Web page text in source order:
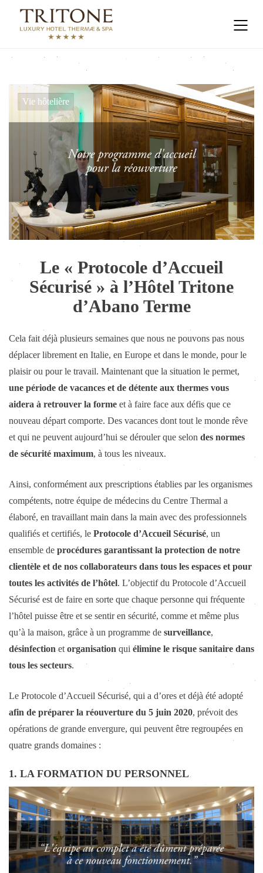
Vie hôtelière
Le « Protocole d’Accueil
Sécurisé » à l’Hôtel Tritone
d’Abano Terme
Cela fait déjà plusieurs semaines que nous ne pouvons pas nous
déplacer librement en Italie, en Europe et dans le monde, pour le
plaisir ou pour le travail. Maintenant que la situation le permet,
une période de vacances et de détente aux thermes vous
aidera à retrouver la forme et à faire face aux défis que ce
nouveau départ comporte. Des vacances dont tout le monde rêve
et qui ne peuvent aujourd’hui se dérouler que selon des normes
de sécurité maximum, à tous les niveaux.
Ainsi, conformément aux prescriptions établies par les organismes
compétents, notre équipe de médecins du Centre Thermal a
élaboré, en travaillant main dans la main avec des professionnels
qualifiés et certifiés, le Protocole d’Accueil Sécurisé, un
ensemble de procédures garantissant la protection de notre
clientèle et de nos collaborateurs dans tous les espaces et pour
toutes les activités de l’hôtel. L’objectif du Protocole d’Accueil
Sécurisé est de faire en sorte que chaque personne qui fréquente
l’hôtel puisse être et se sentir en sécurité, comme et même plus
qu’à la maison, grâce à un programme de surveillance,
désinfectionet organisation qui élimine le risque sanitaire dans
tous les secteurs.
Le Protocole d’Accueil Sécurisé, qui a d’ores et déjà été adopté
afin de préparer la réouverture du 5 juin 2020, prévoit des
opérations de grande envergure, qui peuvent être regroupées en
quatre grands domaines :
1. LA FORMATION DU PERSONNEL